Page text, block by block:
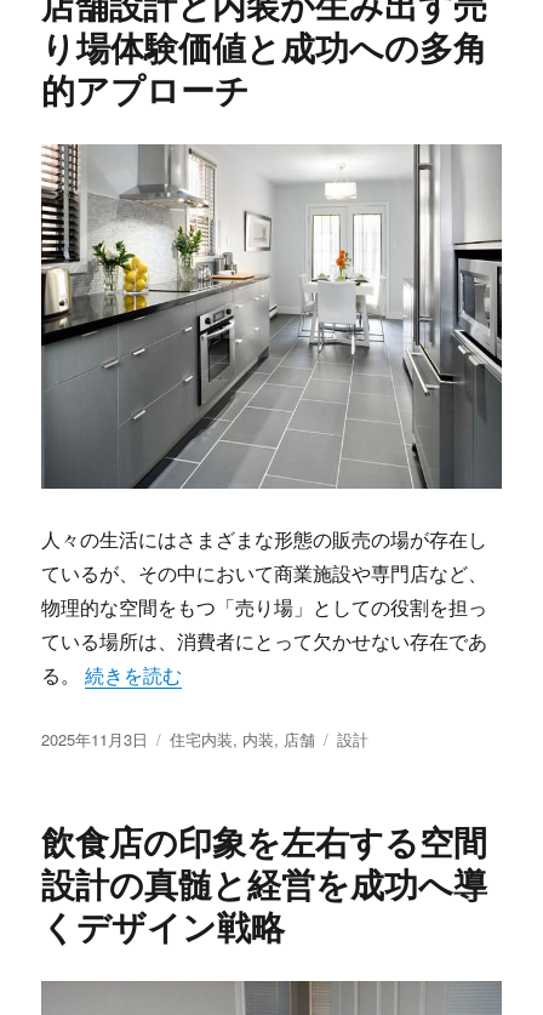
り場体験価値と成功への多角
的アプローチ
人々の生活にはさまざまな形態の販売の場が存在し
ているが、その中において商業施設や専門店など、
物理的な空間をもつ「売り場」としての役割を担っ
ている場所は、消費者にとって欠かせない存在であ
る。“店舗設計と内装が生み出す売り場体験価値と成功
続きを読む
投
2025年11月3日
カ
ー
住宅内装, 内装, 店舗
タ
設計
飲食店の印象を左右する空間
設計の真髄と経営を成功へ導
くデザイン戦略